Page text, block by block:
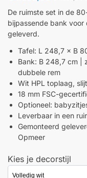
De ruimste set in de
bijpassende bank
geleverd.
Tafel: L 248,7 × B
Bank: B 248,7 cm |
dubbele rem
Wit HPL toplaag,
18 mm FSC-
Optioneel:
Leverbaar in een
Gemonteerd
Opmeer
Kies je decorstijl